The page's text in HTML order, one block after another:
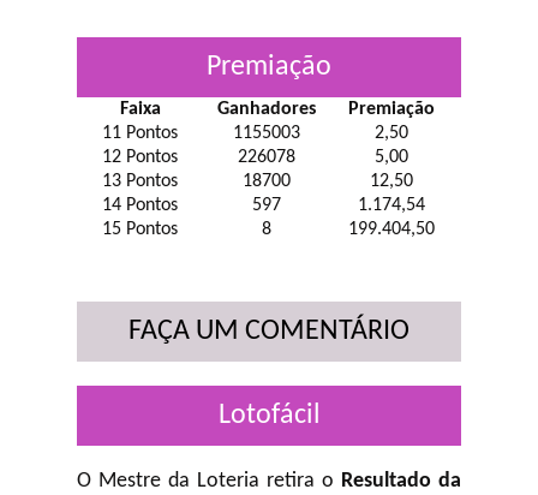
Premiação
Faixa Ganhadores
Premiação
11 Pontos
1155003
2,50
12 Pontos
226078
5,00
13 Pontos
18700
12,50
14 Pontos
597
1.174,54
15 Pontos
8 199.404,50
FAÇA UM COMENTÁRIO
Lotofácil
O Mestre da Loteria retira o Resultado da